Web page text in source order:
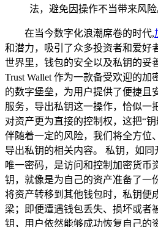
法，避免因操作不当带来风险
在当今数字化浪潮席卷的时代,
和潜力，吸引了众多投资者和爱好
世界里，钱包的安全以及私钥的妥
Trust Wallet 作为一款备受欢迎的加
的数字堡垒，为用户提供了便捷且
服务，导出私钥这一操作，恰似一
对资产更为直接的控制权，这把“
伴随着一定的风险，我们将全方位
导出私钥的相关内容。 私钥，如
唯一密码，是访问和控制加密货币
钥，就像是为自己的资产准备了一
将资产转移到其他钱包时，私钥便
梁；即便遭遇钱包丢失、损坏或者
钥，用户依然能够成功恢复自己的